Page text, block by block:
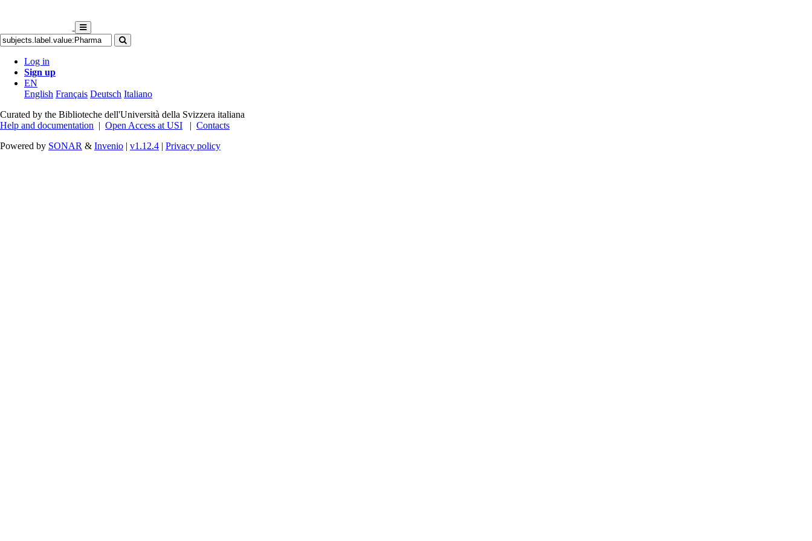
Log in
Sign up
EN
English Français Deutsch Italiano
Curated by the Biblioteche dell'Università della Svizzera italiana
Help and documentation | Open Access at USI | Contacts
Powered by SONAR & Invenio | v1.12.4 | Privacy policy